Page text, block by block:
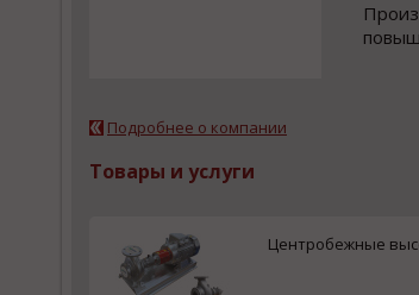
Подробнее о компании
Товары и услуги
Центробежные